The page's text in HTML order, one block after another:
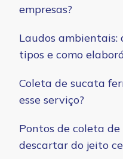
empresas?
Laudos ambientais:
tipos e como
Coleta de sucata
esse serviço?
Pontos de coleta
descartar do jeito